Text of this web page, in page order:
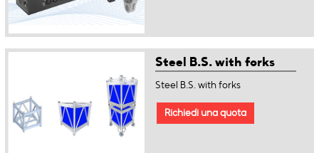
Steel B.S. with forks
Steel B.S. with forks
Richiedi una quota